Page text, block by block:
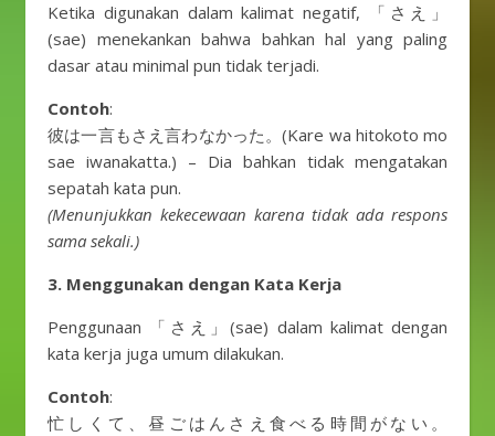
Ketika digunakan dalam kalimat negatif, 「さえ」
(sae) menekankan bahwa bahkan hal yang paling
dasar atau minimal pun tidak terjadi.
Contoh:
彼は一言もさえ言わなかった。(Kare wa hitokoto mo
sae iwanakatta.) – Dia bahkan tidak mengatakan
sepatah kata pun.
(Menunjukkan kekecewaan karena tidak ada respons
sama sekali.)
3. Menggunakan dengan Kata Kerja
Penggunaan 「さえ」(sae) dalam kalimat dengan
kata kerja juga umum dilakukan.
Contoh:
忙しくて、昼ごはんさえ食べる時間がない。